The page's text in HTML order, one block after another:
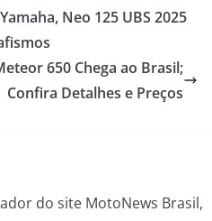
Neo 125 UBS 2025
650 Chega ao Brasil;
Confira Detalhes e Preços
do site MotoNews Brasil,